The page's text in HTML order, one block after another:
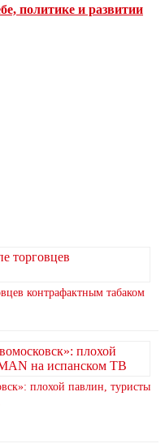
политике и развитии
контрафактным табаком
плохой павлин, туристы